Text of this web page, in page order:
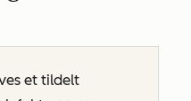
et tildelt